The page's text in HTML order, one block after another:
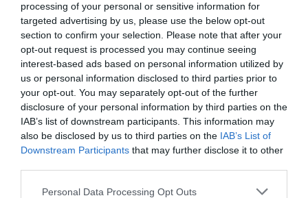
processing of your personal or sensitive information for
targeted advertising by us, please use the below opt-out
section to confirm your selection. Please note that after your
opt-out request is processed you may continue seeing
interest-based ads based on personal information utilized by
us or personal information disclosed to third parties prior to
your opt-out. You may separately opt-out of the further
disclosure of your personal information by third parties on the
IAB’s list of downstream participants. This information may
also be disclosed by us to third parties on the IAB’s List of
Downstream Participants that may further disclose it to other
Please note that this website/app uses one or more Google
Personal Data Processing Opt Outs